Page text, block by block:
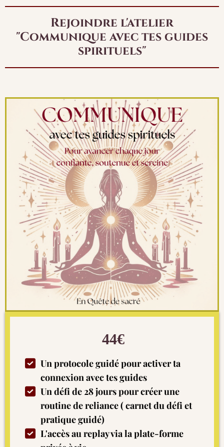
Rejoindre l'atelier
"Communique avec tes guides
spirituels"
44€
Un protocole guidé pour activer ta
connexion avec tes guides
Un défi de 28 jours pour créer une
routine de reliance ( carnet du défi et
pratique guidé)
L'accès au replay via la plate-forme